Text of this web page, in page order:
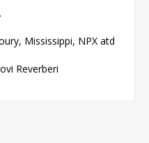
Mississippi, NPX atd
Reverberi